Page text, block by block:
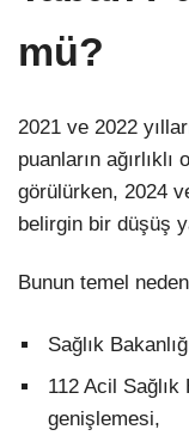
mü?
2021 ve 2022
puanların
görülürken, 2024
belirgin bir düşüş
Bunun temel
Sağlık
112 Acil Sağlık
genişlemesi,